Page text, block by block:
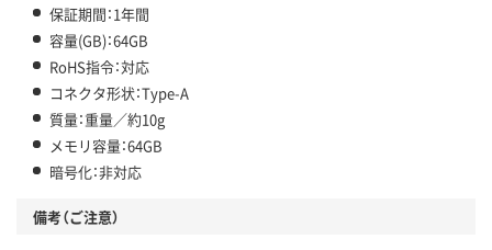
保証期間：1年間
容量(GB)：64GB
RoHS指令：対応
コネクタ形状：Type-A
質量：重量／約10g
メモリ容量：64GB
暗号化：非対応
備考（ご注意）